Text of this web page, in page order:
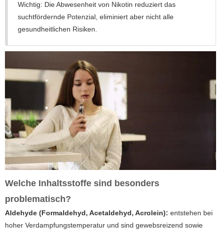
Wichtig: Die Abwesenheit von Nikotin reduziert das
suchtfördernde Potenzial, eliminiert aber nicht alle
gesundheitlichen Risiken.
Welche Inhaltsstoffe sind besonders
problematisch?
Aldehyde (Formaldehyd, Acetaldehyd, Acrolein): entstehen bei
hoher Verdampfungstemperatur und sind gewebsreizend sowie